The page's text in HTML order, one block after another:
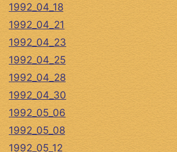
1992_04_18
1992_04_21
1992_04_23
1992_04_25
1992_04_28
1992_04_30
1992_05_06
1992_05_08
1992_05_12